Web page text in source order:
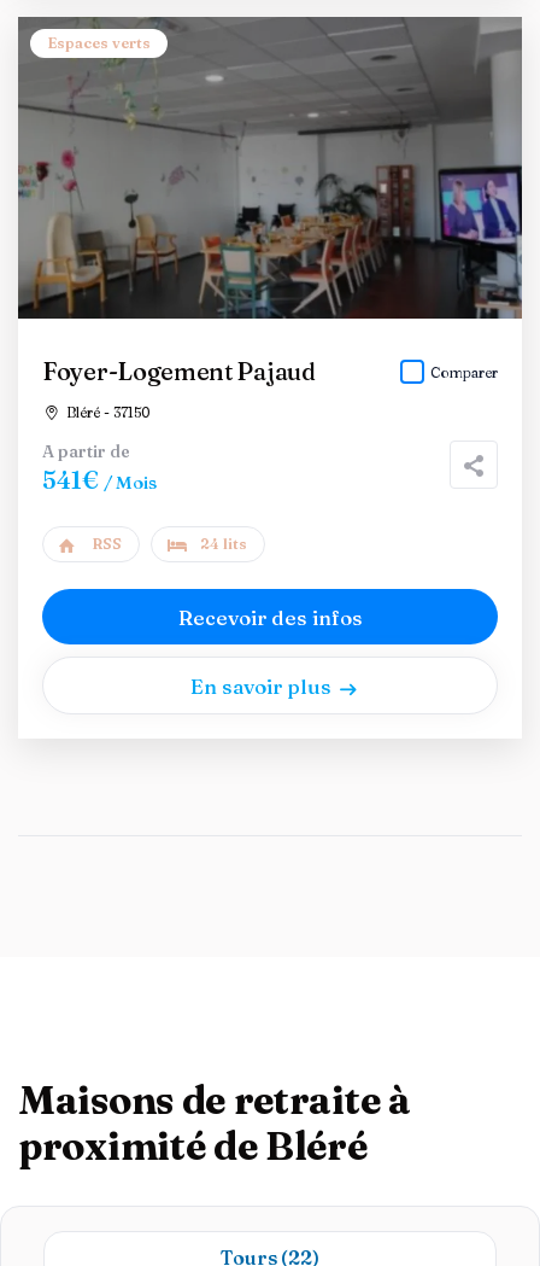
Espaces verts
Foyer-Logement Pajaud
Bléré - 37150
Comparer
A partir de
541€ / Mois
RSS 24 lits
Recevoir des infos
En savoir plus
Maisons de retraite à
proximité de Bléré
Tours (22)